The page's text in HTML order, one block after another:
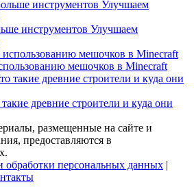
инструментов Улучшаем
мешочков в Minecraft
древние строители и куда они
размещенные на сайте и
предоставляются в
персональных данных |